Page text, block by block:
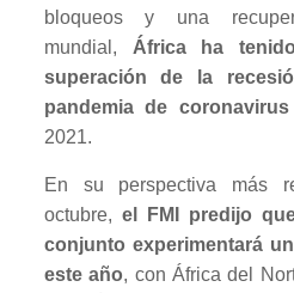
bloqueos y una
mundial, África ha
superación de la
pandemia de coronavirus
2021.
En su perspectiva más
octubre, el FMI predijo
conjunto experimentará
este año, con África del